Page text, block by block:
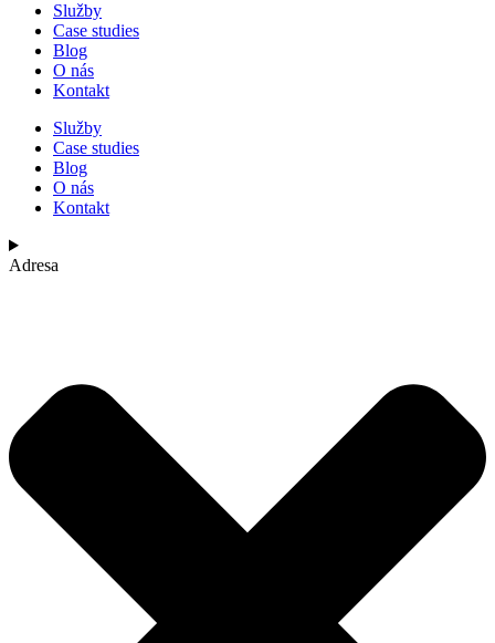
Služby
Case studies
Blog
O nás
Kontakt
Služby
Case studies
Blog
O nás
Kontakt
Adresa